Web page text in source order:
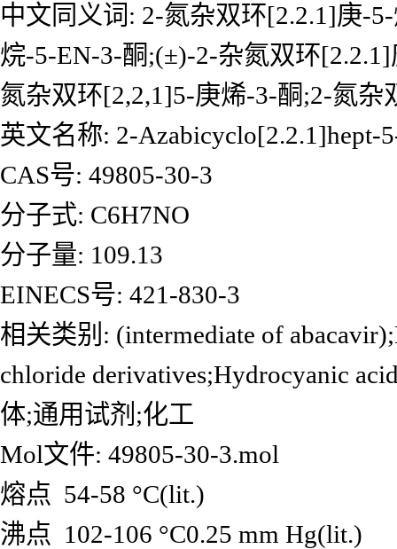
中文同义词: 2-氮杂双环[2.2.1]庚-
烷-5-EN-3-酮;(±)-2-杂氮双环
氮杂双环[2,2,1]5-庚烯-3-酮;2-氮
英文名称: 2-Azabicyclo[2.2.1]hept-
CAS号: 49805-30-3
分子式: C6H7NO
分子量: 109.13
EINECS号: 421-830-3
相关类别: (intermediate of
chloride derivatives;Hydrocyanic
体;通用试剂;化工
Mol文件: 49805-30-3.mol
熔点 54-58 °C(lit.)
沸点 102-106 °C0.25 mm Hg(lit.)